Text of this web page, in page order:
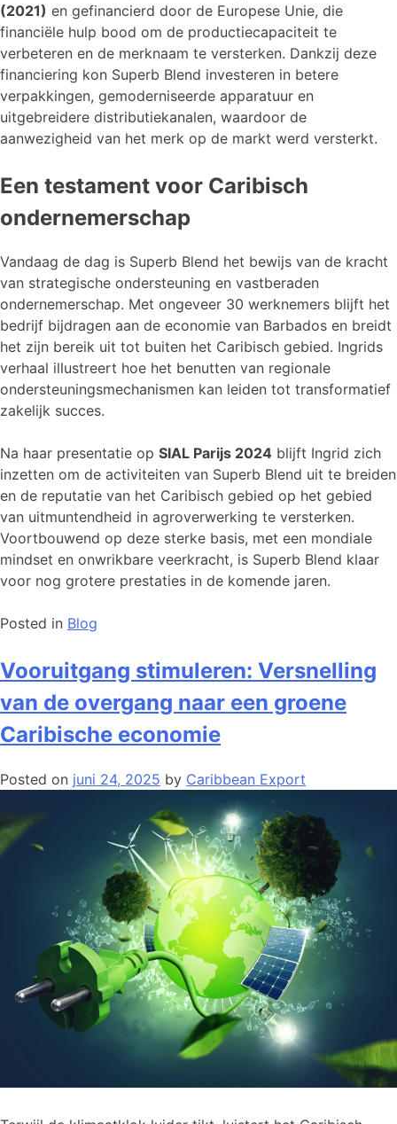
(2021) en gefinancierd door de Europese Unie, die
financiële hulp bood om de productiecapaciteit te
verbeteren en de merknaam te versterken. Dankzij deze
financiering kon Superb Blend investeren in betere
verpakkingen, gemoderniseerde apparatuur en
uitgebreidere distributiekanalen, waardoor de
aanwezigheid van het merk op de markt werd versterkt.
Een testament voor Caribisch
ondernemerschap
Vandaag de dag is Superb Blend het bewijs van de kracht
van strategische ondersteuning en vastberaden
ondernemerschap. Met ongeveer 30 werknemers blijft het
bedrijf bijdragen aan de economie van Barbados en breidt
het zijn bereik uit tot buiten het Caribisch gebied. Ingrids
verhaal illustreert hoe het benutten van regionale
ondersteuningsmechanismen kan leiden tot transformatief
zakelijk succes.
Na haar presentatie op SIAL Parijs 2024 blijft Ingrid zich
inzetten om de activiteiten van Superb Blend uit te breiden
en de reputatie van het Caribisch gebied op het gebied
van uitmuntendheid in agroverwerking te versterken.
Voortbouwend op deze sterke basis, met een mondiale
mindset en onwrikbare veerkracht, is Superb Blend klaar
voor nog grotere prestaties in de komende jaren.
Posted in Blog
Vooruitgang stimuleren: Versnelling
van de overgang naar een groene
Caribische economie
Posted on juni 24, 2025 by Caribbean Export